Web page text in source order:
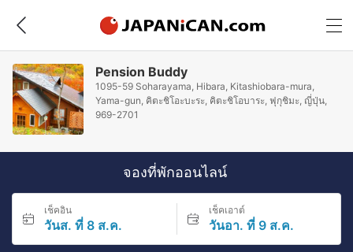
Pension Buddy
1095-59 Soharayama, Hibara, Kitashiobara-mura,
Yama-gun, คิตะชิโอะบะระ, คิตะชิโอบาระ, ฟุกุชิมะ, ญี่ปุ่น,
969-2701
จองที่พักออนไลน์
เช็คอิน
วันส. ที่ 8 ส.ค.
เช็คเอาต์
วันอา. ที่ 9 ส.ค.